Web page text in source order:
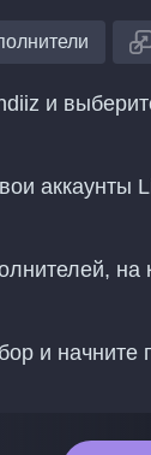
и
аккаунты
на
и начните